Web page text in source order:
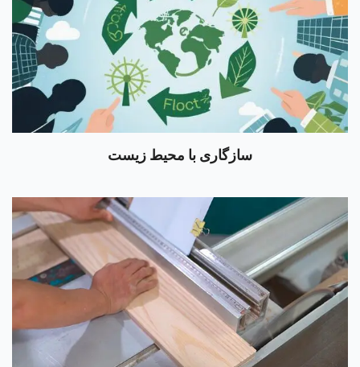
سازگاری با محیط زیست